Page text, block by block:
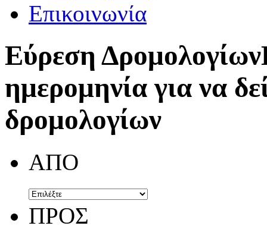
Επικοινωνία
Εύρεση Δρομολογίων
ημερομηνία για να
δρομολογίων
ΑΠΟ
ΠΡΟΣ